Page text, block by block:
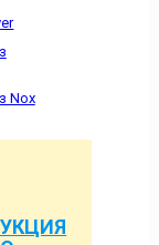
Nox